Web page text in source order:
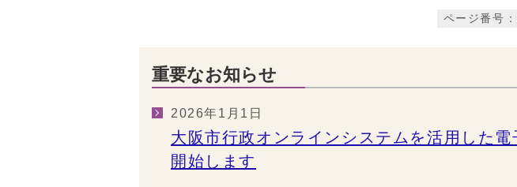
ページ番号
重要なお知らせ
2026年1月1日
大阪市行政オンラインシステムを活用した電
開始します